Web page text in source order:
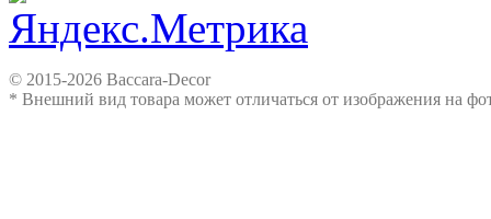
© 2015-2026 Baccara-Decor
* Внешний вид товара может отличаться от изображения на